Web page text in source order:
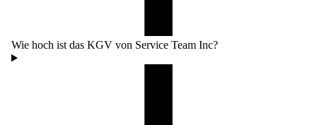
Wie hoch ist das KGV von Service Team Inc?